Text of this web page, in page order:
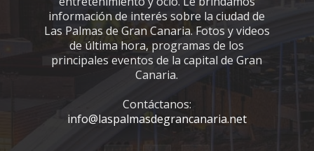
información de interés sobre la ciudad de
Las Palmas de Gran Canaria. Fotos y videos
de última hora, programas de los
principales eventos de la capital de Gran
Canaria.
Contáctanos:
info@laspalmasdegrancanaria.net